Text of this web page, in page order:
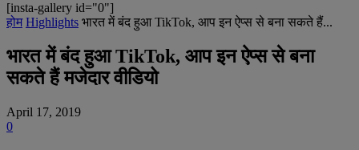
[insta-gallery id="0"]
होम Highlights भारत में बंद हुआ TikTok, आप इन ऐप्स से बना सकते हैं...
भारत में बंद हुआ TikTok, आप इन ऐप्स से बना
सकते हैं मजेदार वीडियो
April 17, 2019
0